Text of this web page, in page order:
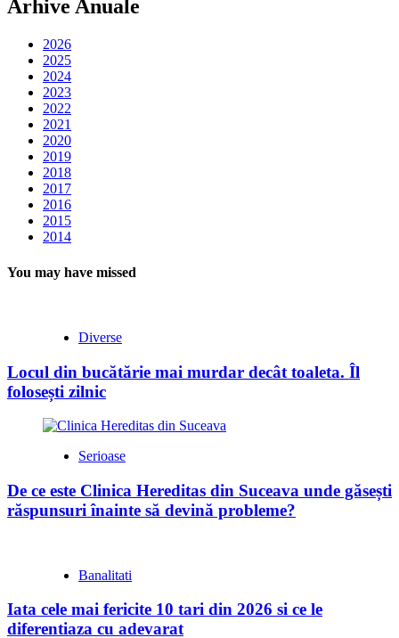
Arhive Anuale
2026
2025
2024
2023
2022
2021
2020
2019
2018
2017
2016
2015
2014
You may have missed
Diverse
Locul din bucătărie mai murdar decât toaleta. Îl
folosești zilnic
Serioase
De ce este Clinica Hereditas din Suceava unde găsești
răspunsuri înainte să devină probleme?
Banalitati
Iata cele mai fericite 10 tari din 2026 si ce le
diferentiaza cu adevarat